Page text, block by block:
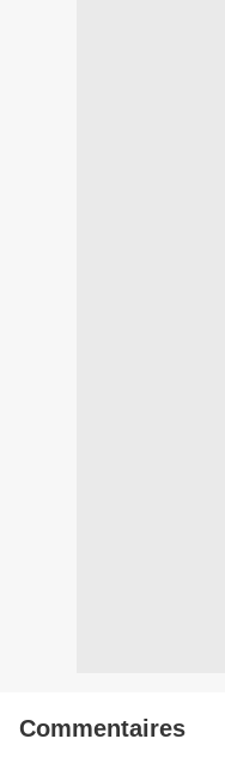
Commentaires